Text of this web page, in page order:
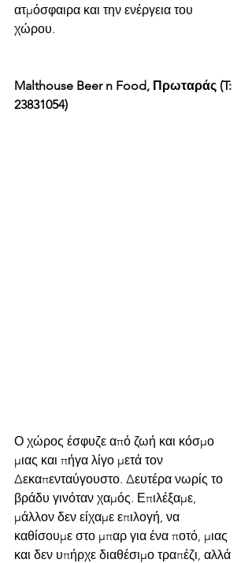
ατμόσφαιρα και την ενέργεια του
χώρου.
Malthouse Beer n Food, Πρωταράς (T:
23831054)
Ο χώρος έσφυζε από ζωή και κόσμο
μιας και πήγα λίγο μετά τον
Δεκαπενταύγουστο. Δευτέρα νωρίς το
βράδυ γινόταν χαμός. Επιλέξαμε,
μάλλον δεν είχαμε επιλογή, να
καθίσουμε στο μπαρ για ένα ποτό, μιας
και δεν υπήρχε διαθέσιμο τραπέζι, αλλά